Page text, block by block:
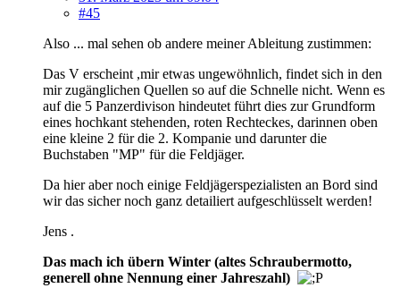
#45
Also ... mal sehen ob andere meiner Ableitung zustimmen:
Das V erscheint ,mir etwas ungewöhnlich, findet sich in den
mir zugänglichen Quellen so auf die Schnelle nicht. Wenn es
auf die 5 Panzerdivison hindeutet führt dies zur Grundform
eines hochkant stehenden, roten Rechteckes, darinnen oben
eine kleine 2 für die 2. Kompanie und darunter die
Buchstaben "MP" für die Feldjäger.
Da hier aber noch einige Feldjägerspezialisten an Bord sind
wir das sicher noch ganz detailiert aufgeschlüsselt werden!
Jens .
Das mach ich übern Winter (altes Schraubermotto,
generell ohne Nennung einer Jahreszahl)